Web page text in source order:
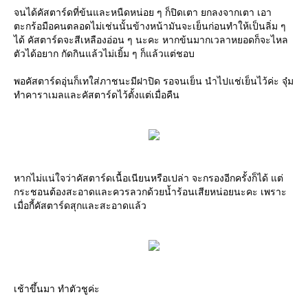
จนได้คัสตาร์ดที่ข้นและหนืดหน่อย ๆ ก็ปิดเตา ยกลงจากเตา เอา
ตะกร้อมือคนตลอดไม่เช่นนั้นข้างหน้ามันจะเย็นก่อนทำให้เป็นลิ่ม ๆ
ได้ คัสตาร์ดจะสีเหลืองอ่อน ๆ นะคะ หากข้นมากเวลาหยอดก็จะไหล
ตัวได้อยาก กัดกินแล้วไม่เยิ้ม ๆ ก็แล้วแต่ชอบ
พอคัสตาร์ดอุ่นก็เทใส่ภาชนะมีฝาปิด รอจนเย็น นำไปแช่เย็นไว้ค่ะ จุ๋ม
ทำคาราเมลและคัสตาร์ดไว้ตั้งแต่เมื่อคืน
หากไม่แน่ใจว่าคัสตาร์ดเนื้อเนียนหรือเปล่า จะกรองอีกครั้งก็ได้ แต่
กระชอนต้องสะอาดและควรลวกด้วยน้ำร้อนเสียหน่อยนะคะ เพราะ
เมื่อกี้คัสตาร์ดสุกและสะอาดแล้ว
เช้าขึ้นมา ทำตัวชูค่ะ